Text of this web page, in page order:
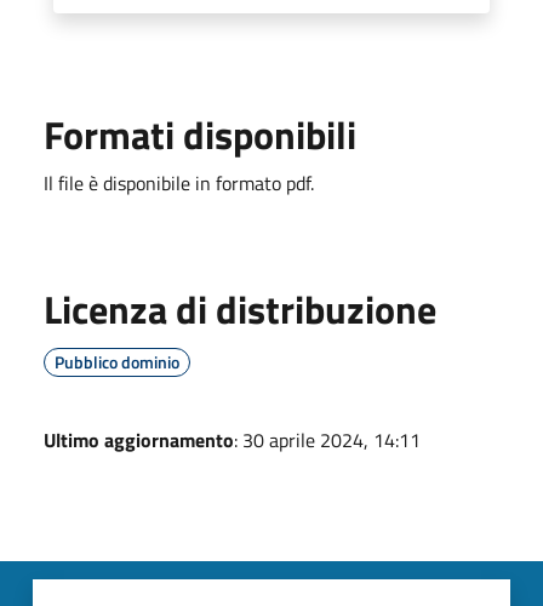
Formati disponibili
Il file è disponibile in formato pdf.
Licenza di distribuzione
Pubblico dominio
Ultimo aggiornamento: 30 aprile 2024, 14:11